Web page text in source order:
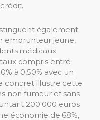
également
emprunteur jeune,
médicaux
compris entre
à 0,50% avec un
concret illustre cette
non fumeur et sans
200 000 euros
économie de 68%,